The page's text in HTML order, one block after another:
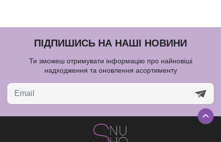
ПІДПИШИСЬ НА НАШІ НОВИНИ
Ти зможеш отримувати інформацію про найновіші
надходження та оновлення асортименту